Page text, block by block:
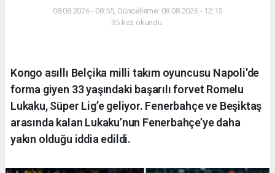
08.08.2026 - 08:55, Güncelleme: 08.08.2026 - 12:15
35 kez okundu.
Kongo asıllı Belçika milli takım oyuncusu Napoli'de
forma giyen 33 yaşındaki başarılı forvet Romelu
Lukaku, Süper Lig’e geliyor. Fenerbahçe ve Beşiktaş
arasında kalan Lukaku’nun Fenerbahçe’ye daha
yakın olduğu iddia edildi.